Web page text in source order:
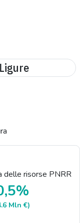
delle risorse PNRR
Mln €)